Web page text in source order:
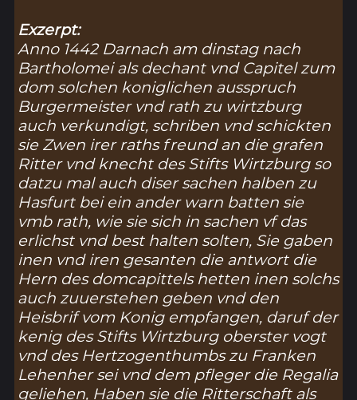
Exzerpt:
Anno 1442 Darnach am dinstag nach
Bartholomei als dechant vnd Capitel zum
dom solchen koniglichen ausspruch
Burgermeister vnd rath zu wirtzburg
auch verkundigt, schriben vnd schickten
sie Zwen irer raths freund an die grafen
Ritter vnd knecht des Stifts Wirtzburg so
datzu mal auch diser sachen halben zu
Hasfurt bei ein ander warn batten sie
vmb rath, wie sie sich in sachen vf das
erlichst vnd best halten solten, Sie gaben
inen vnd iren gesanten die antwort die
Hern des domcapittels hetten inen solchs
auch zuuerstehen geben vnd den
Heisbrif vom Konig empfangen, daruf der
kenig des Stifts Wirtzburg oberster vogt
vnd des Hertzogenthumbs zu Franken
Lehenher sei vnd dem pfleger die Regalia
geliehen, Haben sie die Ritterschaft als